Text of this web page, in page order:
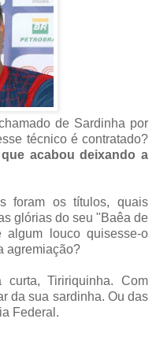
de Sardinha por
técnico é contratado?
acabou deixando a
foram os títulos, quais
glórias do seu "Baêa de
algum louco quisesse-o
agremiação?
Tiririquinha. Com
da sua sardinha. Ou das
Federal.